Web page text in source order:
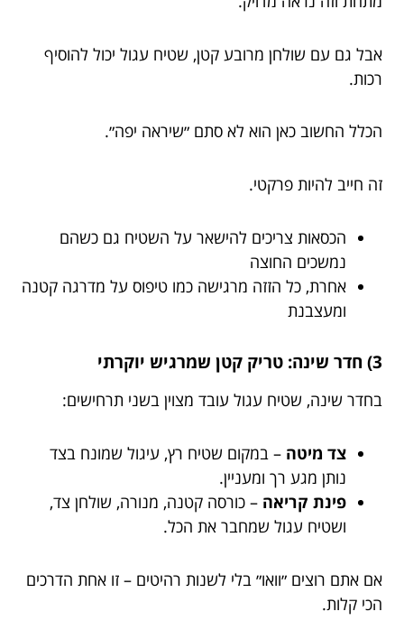
אבל גם עם שולחן מרובע קטן, שטיח עגול יכול להוסיף
רכות.
הכלל החשוב כאן הוא לא סתם ״שיראה יפה״.
זה חייב להיות פרקטי.
הכסאות צריכים להישאר על השטיח גם כשהם
נמשכים החוצה
אחרת, כל הזזה מרגישה כמו טיפוס על מדרגה קטנה
ומעצבנת
3) חדר שינה: טריק קטן שמרגיש יוקרתי
בחדר שינה, שטיח עגול עובד מצוין בשני תרחישים:
צד מיטה – במקום שטיח רץ, עיגול שמונח בצד
נותן מגע רך ומעניין.
פינת קריאה – כורסה קטנה, מנורה, שולחן צד,
ושטיח עגול שמחבר את הכל.
אם אתם רוצים ״וואו״ בלי לשנות רהיטים – זו אחת הדרכים
הכי קלות.